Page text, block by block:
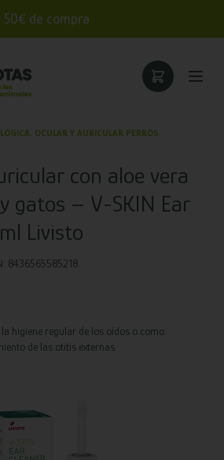
50€ de compra
OCULAR Y AURICULAR PERROS
con aloe vera
gatos – V-SKIN Ear
Livisto
8436565585218
higiene regular de los oídos o como
de las otitis externas.